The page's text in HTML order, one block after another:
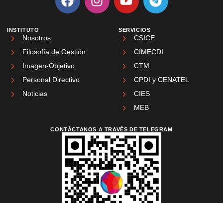
INSTITUTO
Nosotros
Filosofía de Gestión
Imagen-Objetivo
Personal Directivo
Noticias
SERVICIOS
CSICE
CIMECDI
CTM
CPDI y CENATEL
CIES
MEB
CONTÁCTANOS A TRAVÉS DE TELEGRAM